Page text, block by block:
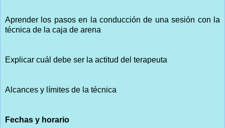
Aprender los pasos en la conducción de una sesión con la
técnica de la caja de arena
Explicar cuál debe ser la actitud del terapeuta
Alcances y límites de la técnica
Fechas y horario